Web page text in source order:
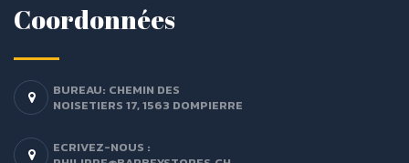
Coordonnées
BUREAU: CHEMIN DES
NOISETIERS 17, 1563 DOMPIERRE
ECRIVEZ-NOUS :